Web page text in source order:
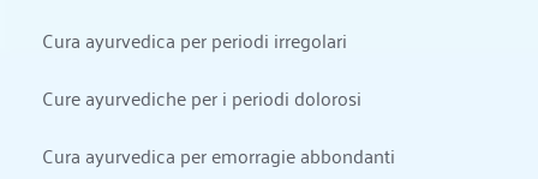
Cura ayurvedica per periodi irregolari
Cure ayurvediche per i periodi dolorosi
Cura ayurvedica per emorragie abbondanti